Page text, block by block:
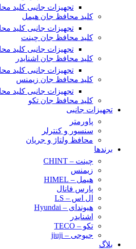
تجهیزات جانبی کلید
کلید محافظ جان هیمل
تجهیزات جانبی کلید
کلید محافظ جان چینت
تجهیزات جانبی کلید
کلید محافظ جان اشنایدر
تجهیزات جانبی کلید
کلید محافظ جان زیمنس
تجهیزات جانبی کلید
کلید محافظ جان تکو
تجهیزات جانبی
پاورمتر
سنسور و کنترلر
محافظ ولتاژ و‌ جریان
برندها
چینت – CHINT
زیمنس
هیمل – HIMEL
پارس فانال
ال اس – LS
هیوندای – Hyundai
اشنایدر
تکو – TECO
جیوجی – jiuji
بلاگ